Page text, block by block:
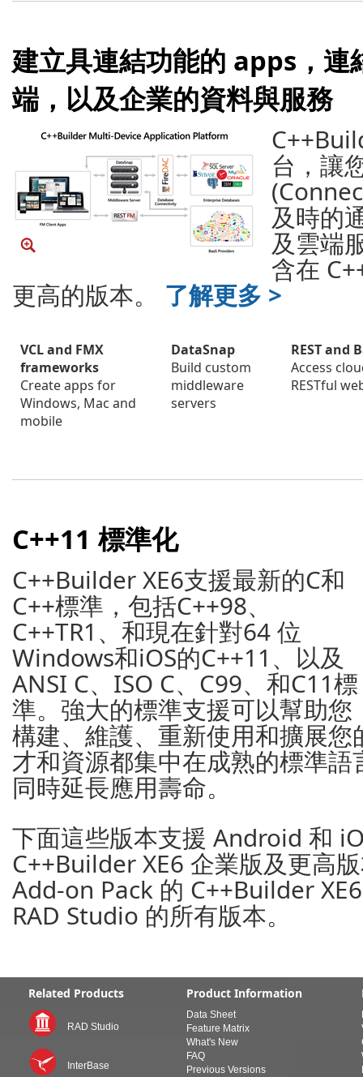
建立具連結功能的 apps，
端，以及企業的資料與服務
台，讓
及時的
及雲端
含在
更高的版本。 了解更多 >
VCL and FMX
frameworks
Create apps for
Windows, Mac and
mobile
DataSnap
Build custom
middleware
servers
REST and
Access
RESTful
C++11 標準化
C++Builder XE6支援最新的C和
C++標準，包括C++98、
C++TR1、和現在針對64 位
Windows和iOS的C++11、以及
ANSI C、ISO C、C99、和C11標
準。強大的標準支援可以幫助您
構建、維護、重新使用和擴展
才和資源都集中在成熟的標準
同時延長應用壽命。
下面這些版本支援 Android 和
C++Builder XE6 企業版及更高
Add-on Pack 的 C++Builder
RAD Studio 的所有版本。
Related Products
RAD Studio
InterBase
Product Information
Data Sheet
Feature Matrix
What's New
FAQ
Previous Versions